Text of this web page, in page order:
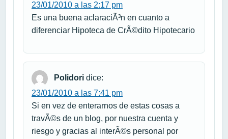
23/01/2010 a las 2:17 pm
Es una buena aclaraciÃ³n en cuanto a
diferenciar Hipoteca de CrÃ©dito Hipotecario
Polidori dice:
23/01/2010 a las 7:41 pm
Si en vez de enterarnos de estas cosas a
travÃ©s de un blog, por nuestra cuenta y
riesgo y gracias al interÃ©s personal por